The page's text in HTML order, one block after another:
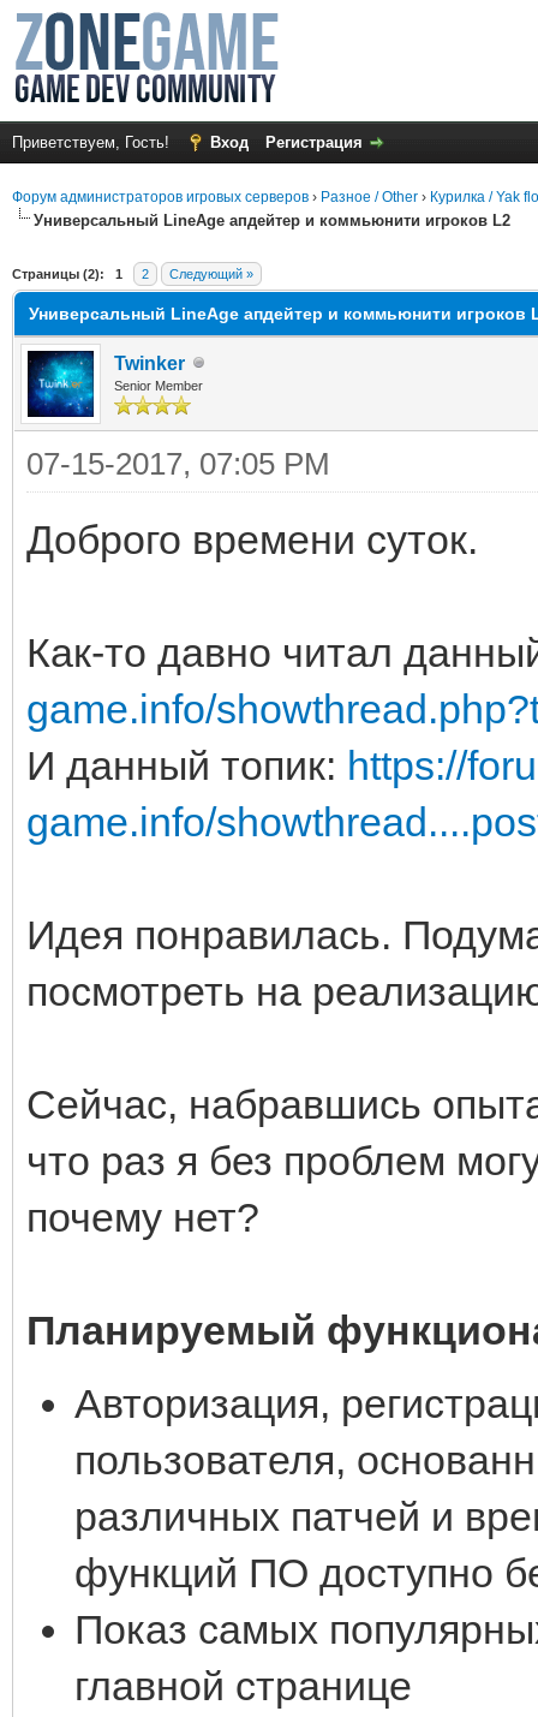
Приветствуем, Гость! Вход Регистрация
Форум администраторов игровых серверов › Разное / Other › Курилка / Yak
Универсальный LineAge апдейтер и коммьюнити игроков L2
Страницы (2): 1 2 Следующий »
Универсальный LineAge апдейтер и коммьюнити игроков
Twinker
Senior Member
07-15-2017, 07:05 PM
Доброго времени суток.
Как-то давно читал
game.info/
И данный топик: https://
game.info/
Идея понравилась.
посмотреть на
Сейчас, набравшись
что раз я без проблем
почему нет?
Планируемый
Авторизация,
пользователя,
различных патчей и
функций ПО доступно
Показ самых
главной странице